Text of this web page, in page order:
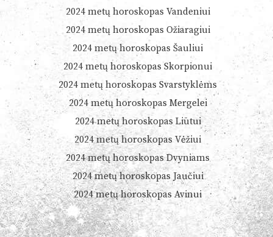
2024 metų horoskopas Vandeniui
2024 metų horoskopas Ožiaragiui
2024 metų horoskopas Šauliui
2024 metų horoskopas Skorpionui
2024 metų horoskopas Svarstyklėms
2024 metų horoskopas Mergelei
2024 metų horoskopas Liūtui
2024 metų horoskopas Vėžiui
2024 metų horoskopas Dvyniams
2024 metų horoskopas Jaučiui
2024 metų horoskopas Avinui